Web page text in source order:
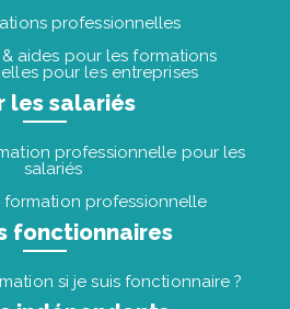
professionnelles
aides pour les formations
pour les entreprises
les salariés
professionnelle pour les
salariés
formation professionnelle
fonctionnaires
si je suis fonctionnaire ?